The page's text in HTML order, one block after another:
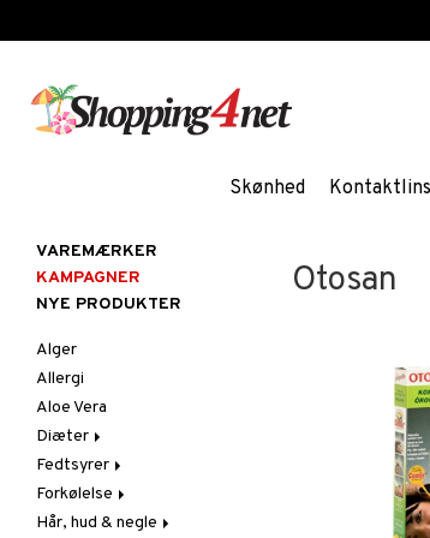
Skønhed
Otosan
VAREMÆRKER
KAMPAGNER
NYE PRODUKTER
Alger
Allergi
Aloe Vera
Diæter
Glutenintolerant
LCHF
Raw Food
Fedtsyrer
Marina fedtsyrer
Veg fedtsyrer
Forkølelse
C-vitamin
Hår, hud & negle